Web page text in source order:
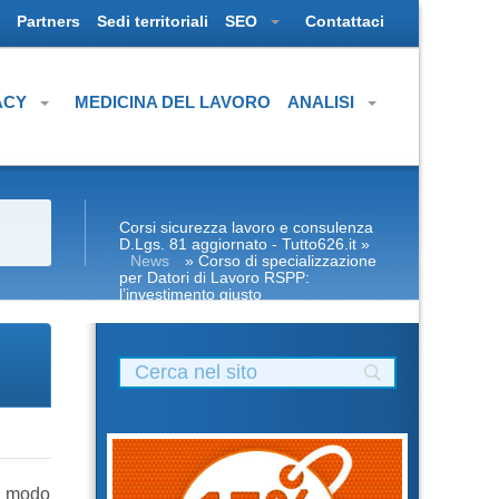
Partners Sedi territoriali SEO Contattaci
MEDICINA DEL LAVORO ANALISI
Corsi sicurezza lavoro e consulenza
D.Lgs. 81 aggiornato - Tutto626.it »
News
» Corso di specializzazione
per Datori di Lavoro RSPP:
l’investimento giusto
modo